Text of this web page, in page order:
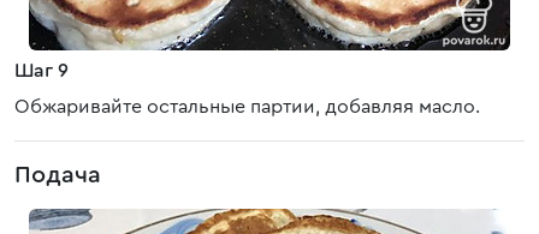
Шаг 9
Обжаривайте остальные партии, добавляя масло.
Подача